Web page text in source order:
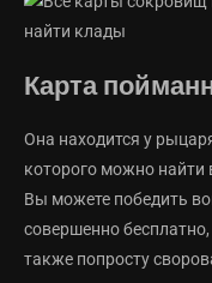
Карта
Она находится у
которого можно найти
Вы можете победить
совершенно
также попросту